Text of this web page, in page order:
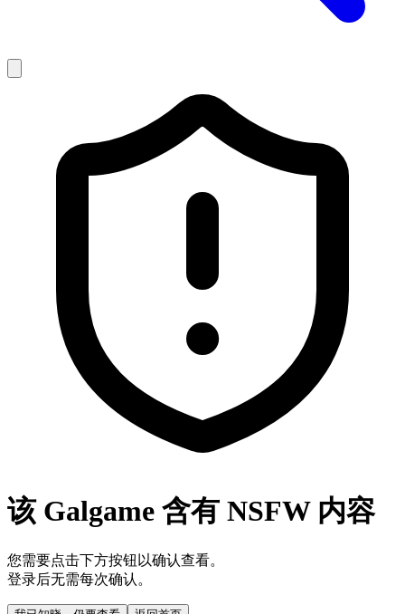
该 Galgame 含有 NSFW 内容
您需要点击下方按钮以确认查看。
登录后无需每次确认。